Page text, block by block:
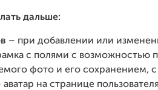
дальше:
– при добавлении или
с полями с возможностью
фото и его сохранением,
на странице